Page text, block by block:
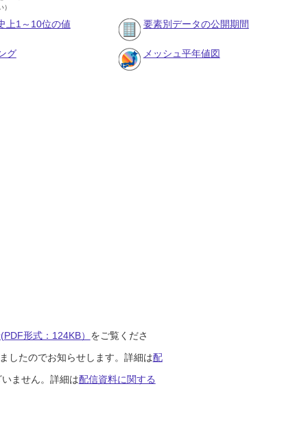
上1～10位の値 要素別データの公開期間
グ メッシュ平年値図
形式：124KB） をご覧くださ
したのでお知らせします。詳細は配
ません。詳細は配信資料に関する